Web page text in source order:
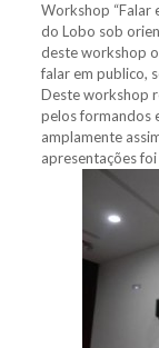
Workshop “Falar
do Lobo sob
deste workshop
falar em publico,
Deste workshop
pelos formandos
amplamente
apresentações